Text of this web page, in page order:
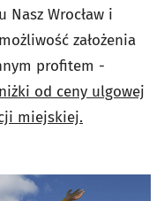
Wrocław i
założenia
profitem -
od ceny ulgowej
miejskiej.